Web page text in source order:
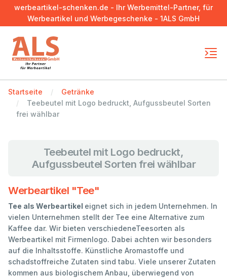
werbeartikel-schenken.de - Ihr Werbemittel-Partner, für
Werbeartikel und Werbegeschenke - 1ALS GmbH
Startseite
Getränke
Teebeutel mit Logo bedruckt, Aufgussbeutel Sorten
frei wählbar
Teebeutel mit Logo bedruckt,
Aufgussbeutel Sorten frei wählbar
Werbeartikel "Tee"
Tee als Werbeartikel eignet sich in jedem Unternehmen. In
vielen Unternehmen stellt der Tee eine Alternative zum
Kaffee dar. Wir bieten verschiedeneTeesorten als
Werbeartikel mit Firmenlogo. Dabei achten wir besonders
auf die Inhaltsstoffe. Künstliche Aromastoffe und
schadstoffreiche Zutaten sind tabu. Viele unserer Zutaten
kommen aus biologischem Anbau, überwiegend von